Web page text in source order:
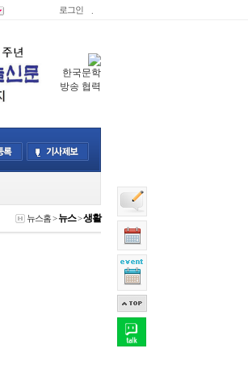
로그인
한국문학
방송 협력
뉴스홈>뉴스>생활